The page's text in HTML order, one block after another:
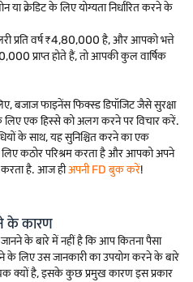
क्रेडिट के लिए योग्यता निर्धारित करने के
प्रति वर्ष ₹4,80,000 है, और आपको भत्ते
प्राप्त होते हैं, तो आपकी कुल वार्षिक
बजाज फाइनेंस फिक्स्ड डिपॉजिट जैसे सुरक्षा
लिए एक हिस्से को अलग करने पर विचार करें.
के साथ, यह सुनिश्चित करने का एक
कठोर परिश्रम करता है और आपको अपने
करता है. आज हीअपनी FD बुक करें!
के कारण
के बारे में नहीं है कि आप कितना पैसा
के लिए उस जानकारी का उपयोग करने के बारे
क्यों है, इसके कुछ प्रमुख कारण इस प्रकार